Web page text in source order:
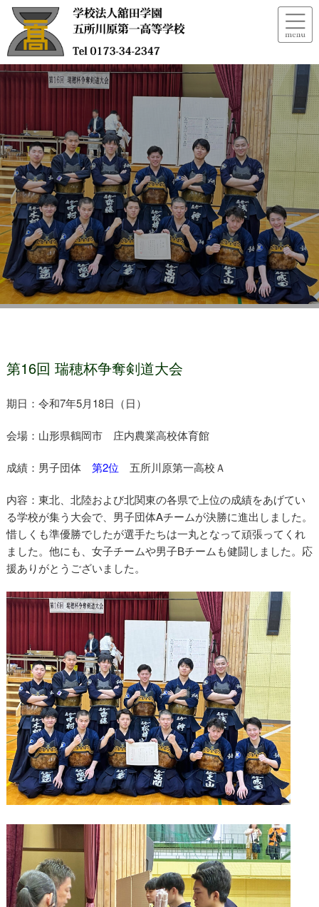
剣道部瑞穂杯結果
第16回 瑞穂杯争奪剣道大会
期日：令和7年5月18日（日）
会場：山形県鶴岡市 庄内農業高校体育館
成績：男子団体 第2位 五所川原第一高校Ａ
内容：東北、北陸および北関東の各県で上位の成績をあげてい
る学校が集う大会で、男子団体Aチームが決勝に進出しました。
惜しくも準優勝でしたが選手たちは一丸となって頑張ってくれ
ました。他にも、女子チームや男子Bチームも健闘しました。応
援ありがとうございました。